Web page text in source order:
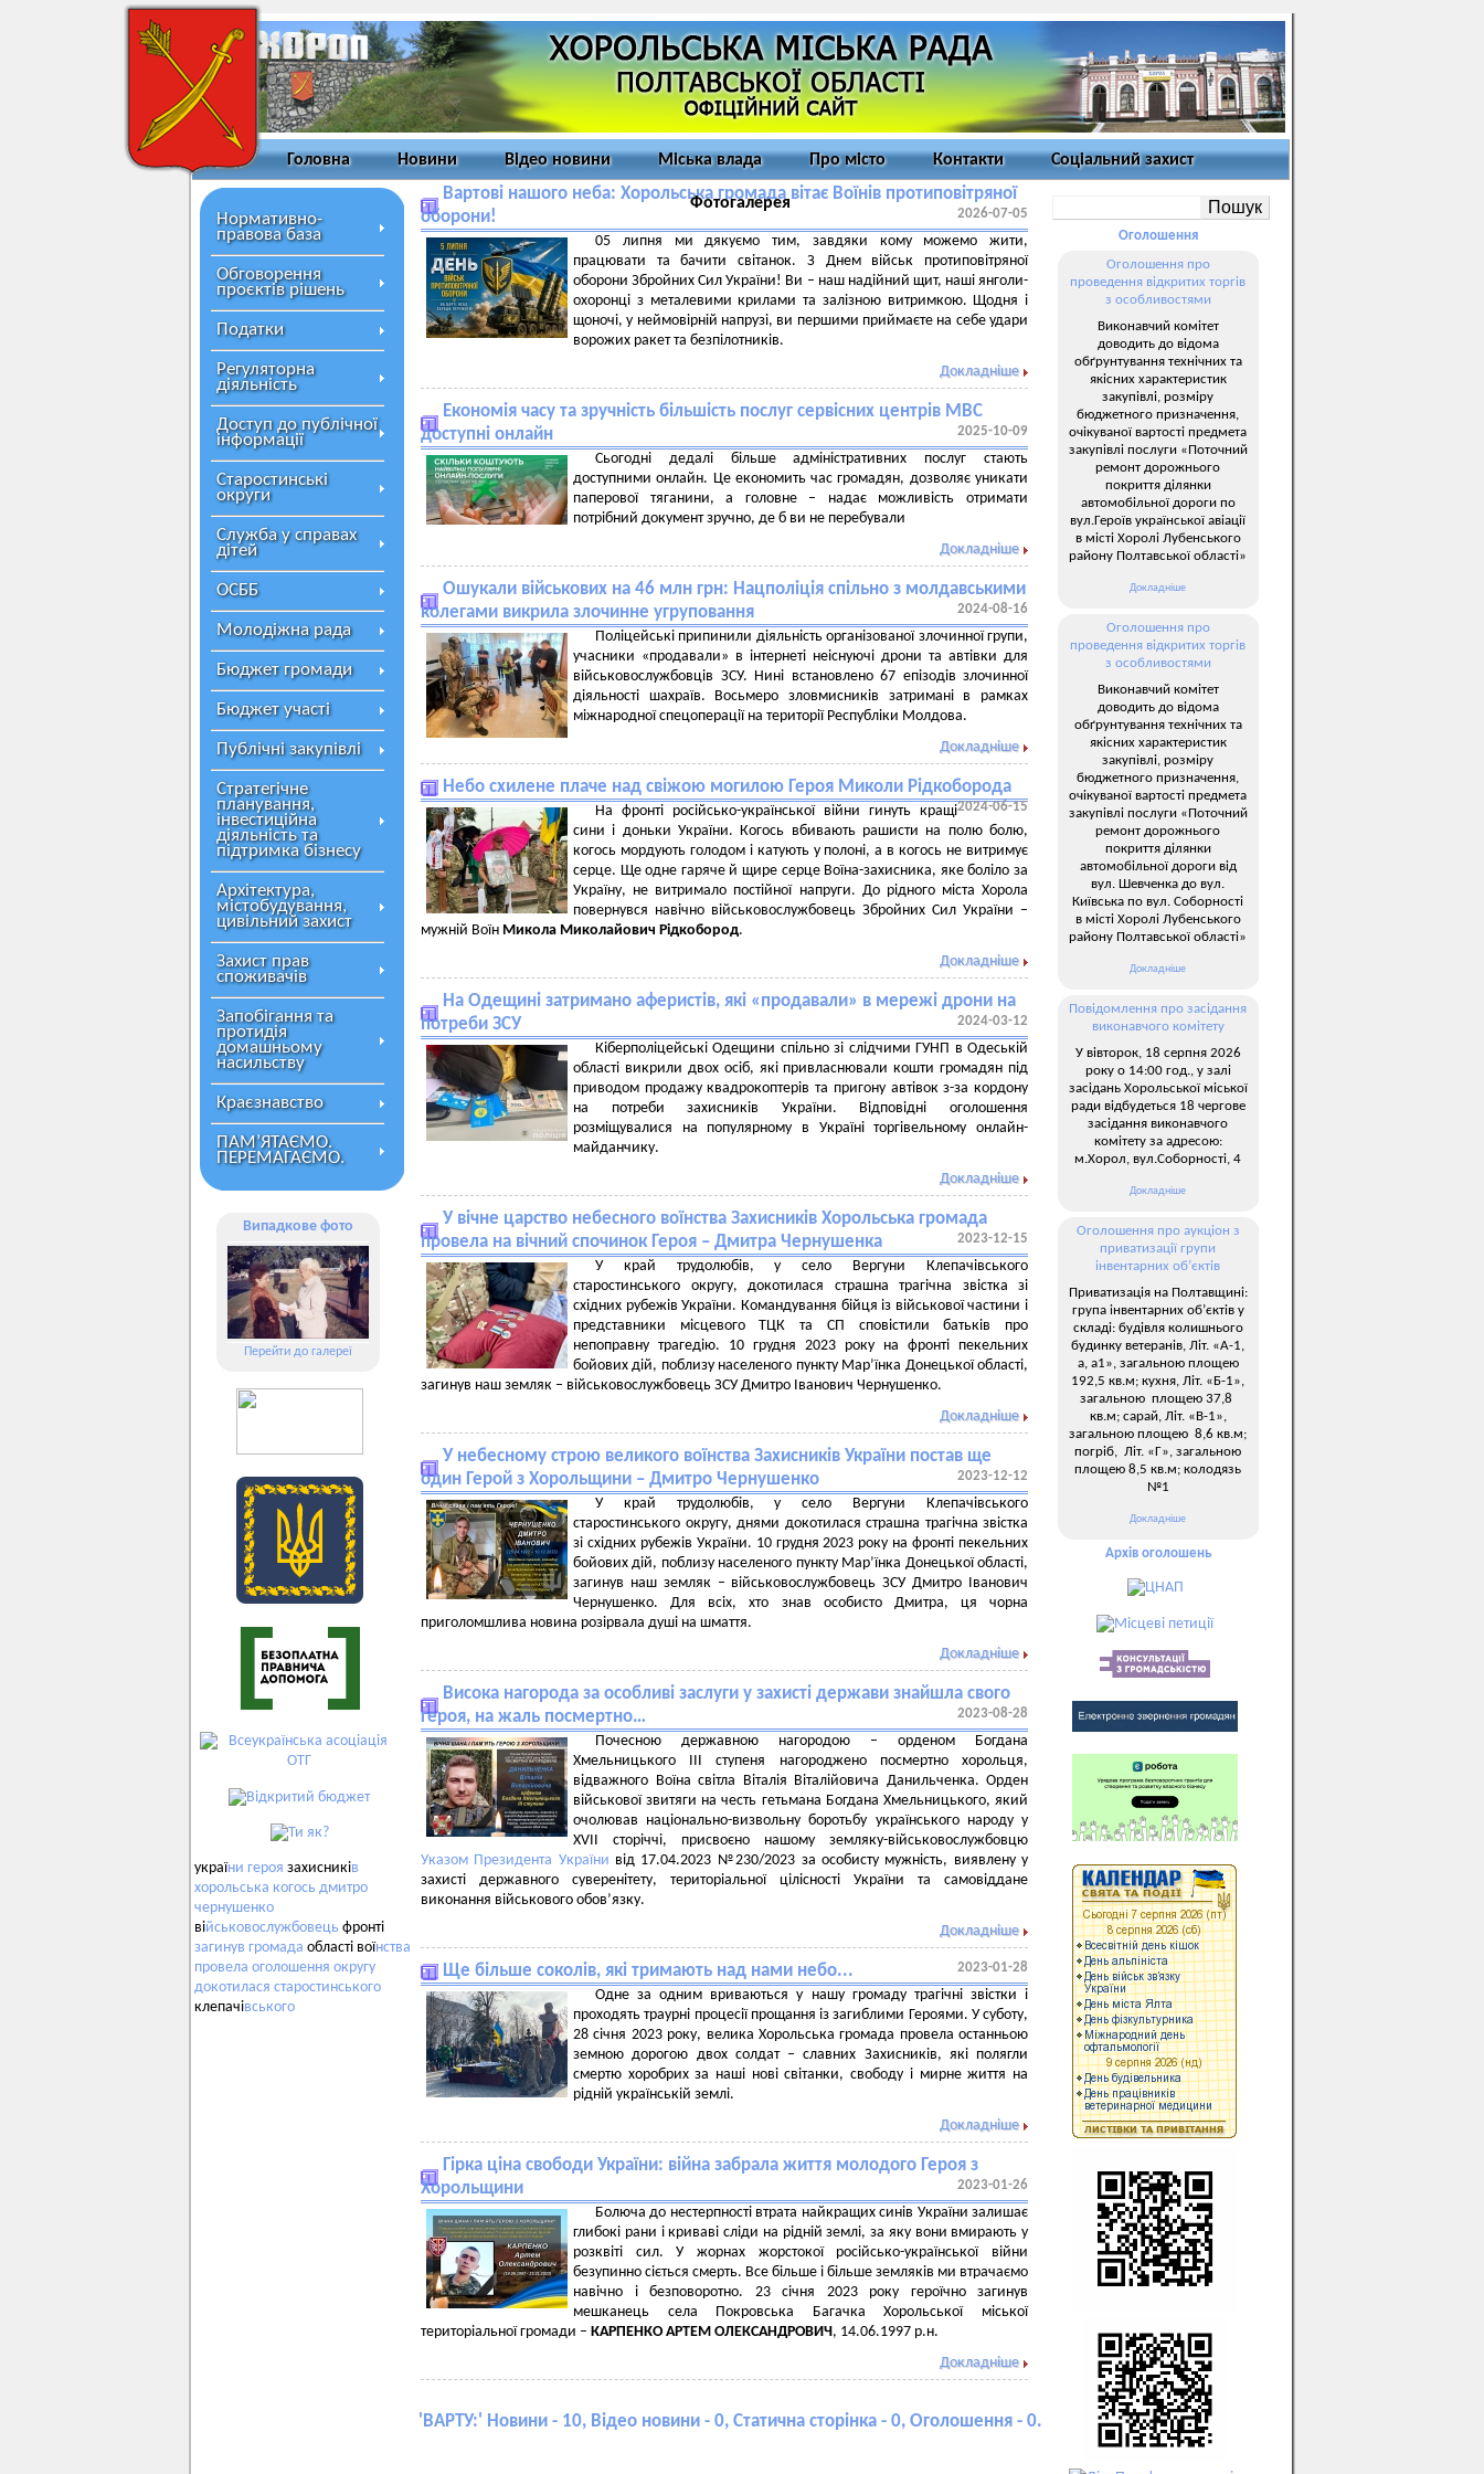
Головна Новини Відео новини Міська влада Про місто Контакти Соціальний захист
Фотогалерея
Нормативно-
правова база
Обговорення
проєктів рішень
Податки
Регуляторна
діяльність
Доступ до публічної
інформації
Старостинські
округи
Служба у справах
дітей
ОСББ
Молодіжна рада
Бюджет громади
Бюджет участі
Публічні закупівлі
Стратегічне
планування,
інвестиційна
діяльність та
підтримка бізнесу
Архітектура,
містобудування,
цивільний захист
Захист прав
споживачів
Запобігання та
протидія
домашньому
насильству
Краєзнавство
ПАМ’ЯТАЄМО.
ПЕРЕМАГАЄМО.
Випадкове фото
Перейти до галереї
україни героя захисників
хорольська когось дмитро
чернушенко
військовослужбовець фронті
загинув громада області воїнства
провела оголошення округу
докотилася старостинського
клепачівського
Вартові нашого неба: Хорольська громада вітає Воїнів протиповітряної
оборони!
2026-07-05
05 липня ми дякуємо тим, завдяки кому можемо жити,
працювати та бачити світанок. З Днем військ протиповітряної
оборони Збройних Сил України! Ви – наш надійний щит, наші янголи-
охоронці з металевими крилами та залізною витримкою. Щодня і
щоночі, у неймовірній напрузі, ви першими приймаєте на себе удари
ворожих ракет та безпілотників.
Докладніше
Економія часу та зручність більшість послуг сервісних центрів МВС
доступні онлайн
2025-10-09
Сьогодні дедалі більше адміністративних послуг стають
доступними онлайн. Це економить час громадян, дозволяє уникати
паперової тяганини, а головне – надає можливість отримати
потрібний документ зручно, де б ви не перебували
Докладніше
Ошукали військових на 46 млн грн: Нацполіція спільно з молдавськими
колегами викрила злочинне угруповання
2024-08-16
Поліцейські припинили діяльність організованої злочинної групи,
учасники «продавали» в інтернеті неіснуючі дрони та автівки для
військовослужбовців ЗСУ. Нині встановлено 67 епізодів злочинної
діяльності шахраїв. Восьмеро зловмисників затримані в рамках
міжнародної спецоперації на території Республіки Молдова.
Докладніше
Небо схилене плаче над свіжою могилою Героя Миколи Рідкоборода
2024-06-15
На фронті російсько-української війни гинуть кращі
сини і доньки України. Когось вбивають рашисти на полю болю,
когось мордують голодом і катують у полоні, а в когось не витримує
серце. Ще одне гаряче й щире серце Воїна-захисника, яке боліло за
Україну, не витримало постійної напруги. До рідного міста Хорола
повернувся навічно військовослужбовець Збройних Сил України –
мужній Воїн Микола Миколайович Рідкобород.
Докладніше
На Одещині затримано аферистів, які «продавали» в мережі дрони на
потреби ЗСУ
2024-03-12
Кіберполіцейські Одещини спільно зі слідчими ГУНП в Одеській
області викрили двох осіб, які привласнювали кошти громадян під
приводом продажу квадрокоптерів та пригону автівок з-за кордону
на потреби захисників України. Відповідні оголошення
розміщувалися на популярному в Україні торгівельному онлайн-
майданчику.
Докладніше
У вічне царство небесного воїнства Захисників Хорольська громада
провела на вічний спочинок Героя – Дмитра Чернушенка
2023-12-15
У край трудолюбів, у село Вергуни Клепачівського
старостинського округу, докотилася страшна трагічна звістка зі
східних рубежів України. Командування бійця із військової частини і
представники місцевого ТЦК та СП сповістили батьків про
непоправну трагедію. 10 грудня 2023 року на фронті пекельних
бойових дій, поблизу населеного пункту Мар’їнка Донецької області,
загинув наш земляк – військовослужбовець ЗСУ Дмитро Іванович Чернушенко.
Докладніше
У небесному строю великого воїнства Захисників України постав ще
один Герой з Хорольщини – Дмитро Чернушенко
2023-12-12
У край трудолюбів, у село Вергуни Клепачівського
старостинського округу, днями докотилася страшна трагічна звістка
зі східних рубежів України. 10 грудня 2023 року на фронті пекельних
бойових дій, поблизу населеного пункту Мар’їнка Донецької області,
загинув наш земляк – військовослужбовець ЗСУ Дмитро Іванович
Чернушенко. Для всіх, хто знав особисто Дмитра, ця чорна
приголомшлива новина розірвала душі на шмаття.
Докладніше
Висока нагорода за особливі заслуги у захисті держави знайшла свого
героя, на жаль посмертно…
2023-08-28
Почесною державною нагородою – орденом Богдана
Хмельницького ІІІ ступеня нагороджено посмертно хорольця,
відважного Воїна світла Віталія Віталійовича Данильченка. Орден
військової звитяги на честь гетьмана Богдана Хмельницького, який
очолював національно-визвольну боротьбу українського народу у
XVII сторіччі, присвоєно нашому земляку-військовослужбовцю
Указом Президента України від 17.04.2023 №230/2023 за особисту мужність, виявлену у
захисті державного суверенітету, територіальної цілісності України та самовіддане
виконання військового обов’язку.
Докладніше
Ще більше соколів, які тримають над нами небо... 2023-01-28
Одне за одним вриваються у нашу громаду трагічні звістки і
проходять траурні процесії прощання із загиблими Героями. У суботу,
28 січня 2023 року, велика Хорольська громада провела останньою
земною дорогою двох солдат – славних Захисників, які полягли
смертю хоробрих за наші нові світанки, свободу і мирне життя на
рідній українській землі.
Докладніше
Гірка ціна свободи України: війна забрала життя молодого Героя з
Хорольщини
2023-01-26
Болюча до нестерпності втрата найкращих синів України залишає
глибокі рани і криваві сліди на рідній землі, за яку вони вмирають у
розквіті сил. У жорнах жорстокої російсько-української війни
безупинно сіється смерть. Все більше і більше земляків ми втрачаємо
навічно і безповоротно. 23 січня 2023 року героїчно загинув
мешканець села Покровська Багачка Хорольської міської
територіальної громади – КАРПЕНКО АРТЕМ ОЛЕКСАНДРОВИЧ, 14.06.1997 р.н.
Докладніше
' ВАРТУ:' Новини - 10, Відео новини - 0, Статична сторінка - 0, Оголошення - 0.
Оголошення
Оголошення про
проведення відкритих торгів
з особливостями
Виконавчий комітет
доводить до відома
обґрунтування технічних та
якісних характеристик
закупівлі, розміру
бюджетного призначення,
очікуваної вартості предмета
закупівлі послуги «Поточний
ремонт дорожнього
покриття ділянки
автомобільної дороги по
вул.Героїв української авіації
в місті Хоролі Лубенського
району Полтавської області»
Докладніше
Оголошення про
проведення відкритих торгів
з особливостями
Виконавчий комітет
доводить до відома
обґрунтування технічних та
якісних характеристик
закупівлі, розміру
бюджетного призначення,
очікуваної вартості предмета
закупівлі послуги «Поточний
ремонт дорожнього
покриття ділянки
автомобільної дороги від
вул. Шевченка до вул.
Київська по вул. Соборності
в місті Хоролі Лубенського
району Полтавської області»
Докладніше
Повідомлення про засідання
виконавчого комітету
У вівторок, 18 серпня 2026
року о 14:00 год., у залі
засідань Хорольської міської
ради відбудеться 18 чергове
засідання виконавчого
комітету за адресою:
м.Хорол, вул.Соборності, 4
Докладніше
Оголошення про аукціон з
приватизації групи
інвентарних об’єктів
Приватизація на Полтавщині:
група інвентарних об’єктів у
складі: будівля колишнього
будинку ветеранів, Літ. «А-1,
а, а1», загальною площею
192,5 кв.м; кухня, Літ. «Б-1»,
загальною площею 37,8
кв.м; сарай, Літ. «В-1»,
загальною площею 8,6 кв.м;
погріб, Літ. «Г», загальною
площею 8,5 кв.м; колодязь
№1
Докладніше
Архів оголошень